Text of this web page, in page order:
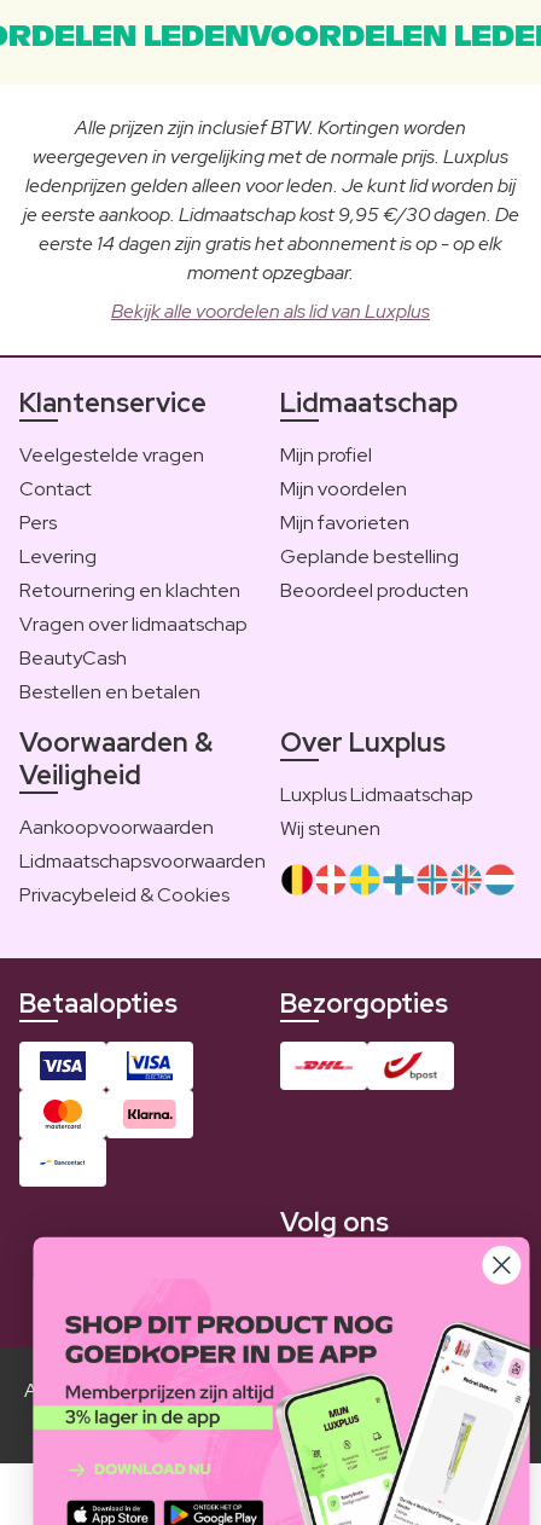
LEDENVOORDELEN
Alle prijzen zijn inclusief BTW. Kortingen worden
weergegeven in vergelijking met de normale prijs. Luxplus
ledenprijzen gelden alleen voor leden. Je kunt lid worden bij
je eerste aankoop. Lidmaatschap kost 9,95 €/30 dagen. De
eerste 14 dagen zijn gratis het abonnement is op - op elk
moment opzegbaar.
Bekijk alle voordelen als lid van Luxplus
Klantenservice
Veelgestelde vragen
Contact
Pers
Levering
Retournering en klachten
Vragen over lidmaatschap
BeautyCash
Bestellen en betalen
Lidmaatschap
Mijn profiel
Mijn voordelen
Mijn favorieten
Geplande bestelling
Beoordeel producten
Voorwaarden &
Veiligheid
Aankoopvoorwaarden
Lidmaatschapsvoorwaarden
Privacybeleid & Cookies
Over Luxplus
Luxplus Lidmaatschap
Wij steunen
Betaalopties Bezorgopties
Volg ons
Alle Luxplus ledenprijzen zijn weergegeven in vergelijking
met de normale prijzen.